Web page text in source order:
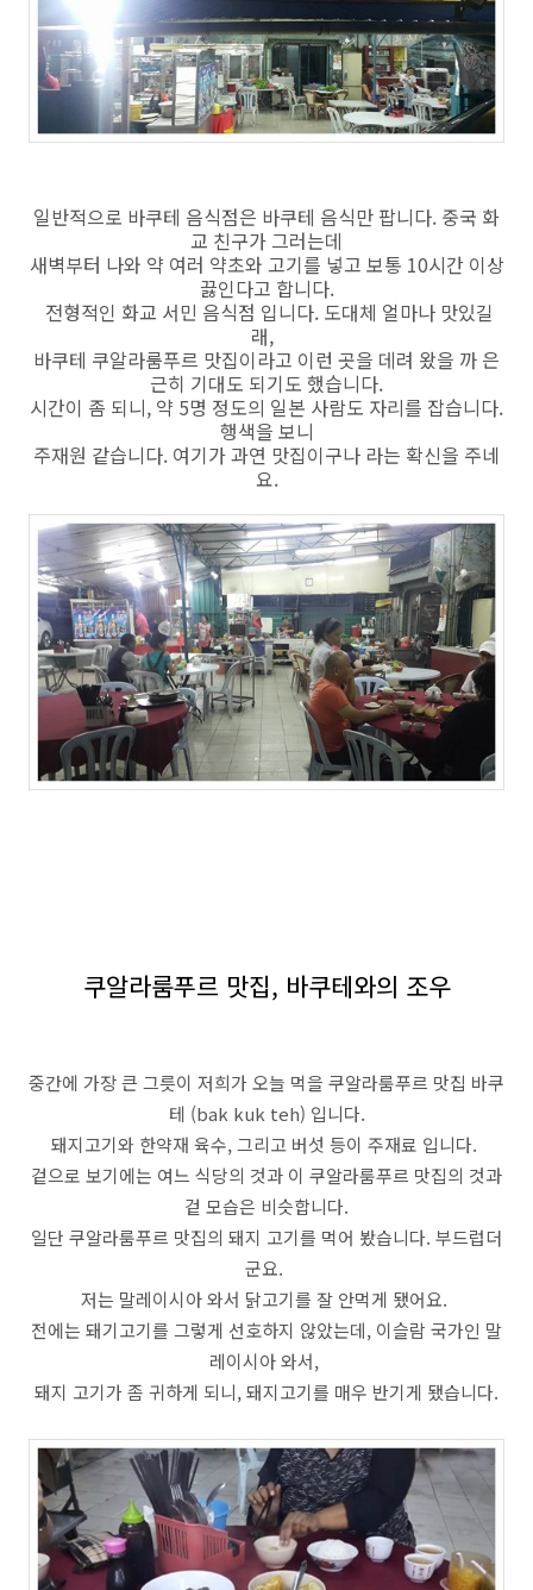
일반적으로 바쿠테 음식점은 바쿠테 음식만 팝니다. 중국 화
교 친구가 그러는데
새벽부터 나와 약 여러 약초와 고기를 넣고 보통 10시간 이상
끓인다고 합니다.
전형적인 화교 서민 음식점 입니다. 도대체 얼마나 맛있길
래,
바쿠테 쿠알라룸푸르 맛집이라고 이런 곳을 데려 왔을 까 은
근히 기대도 되기도 했습니다.
시간이 좀 되니, 약 5명 정도의 일본 사람도 자리를 잡습니다.
행색을 보니
주재원 같습니다. 여기가 과연 맛집이구나 라는 확신을 주네
요.
쿠알라룸푸르 맛집, 바쿠테와의 조우
중간에 가장 큰 그릇이 저희가 오늘 먹을 쿠알라룸푸르 맛집 바쿠
테 (bak kuk teh) 입니다.
돼지고기와 한약재 육수, 그리고 버섯 등이 주재료 입니다.
겉으로 보기에는 여느 식당의 것과 이 쿠알라룸푸르 맛집의 것과
겉 모습은 비슷합니다.
일단 쿠알라룸푸르 맛집의 돼지 고기를 먹어 봤습니다. 부드럽더
군요.
저는 말레이시아 와서 닭고기를 잘 안먹게 됐어요.
전에는 돼기고기를 그렇게 선호하지 않았는데, 이슬람 국가인 말
레이시아 와서,
돼지 고기가 좀 귀하게 되니, 돼지고기를 매우 반기게 됐습니다.